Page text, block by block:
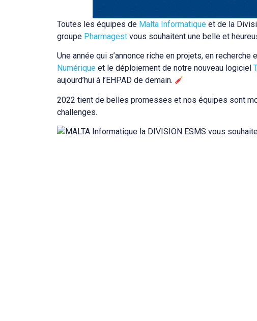
Toutes les équipes de Malta Informatique et de la
groupe Pharmagest vous souhaitent une belle et
Une année qui s’annonce riche en projets, en
Numérique et le déploiement de notre nouveau logiciel
aujourd’hui à l’EHPAD de demain.
2022 tient de belles promesses et nos équipes sont
challenges.